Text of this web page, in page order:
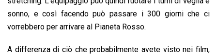
sonno, e così facendo può passare i 300 giorni che ci
vorrebbero per arrivare al Pianeta Rosso.
A differenza di ciò che probabilmente avete visto nei film,